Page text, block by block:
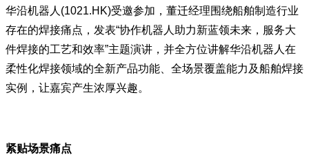
华沿机器人(1021.HK)受邀参加，董迁经理围绕船舶制造行业
存在的焊接痛点，发表“协作机器人助力新蓝领未来，服务大
件焊接的工艺和效率”主题演讲，并全方位讲解华沿机器人在
柔性化焊接领域的全新产品功能、全场景覆盖能力及船舶焊接
实例，让嘉宾产生浓厚兴趣。
紧贴场景痛点